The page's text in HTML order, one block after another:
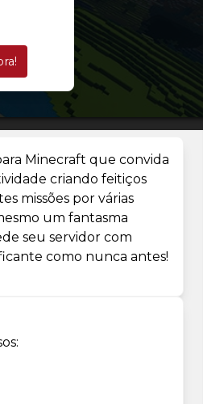
Minecraft que convida
criando feitiços
missões por várias
um fantasma
seu servidor com
como nunca antes!